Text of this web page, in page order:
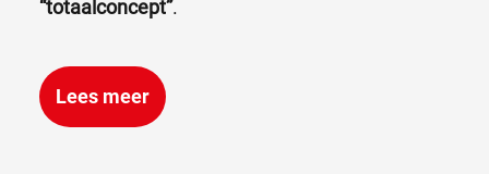
“totaalconcept”.
Lees meer